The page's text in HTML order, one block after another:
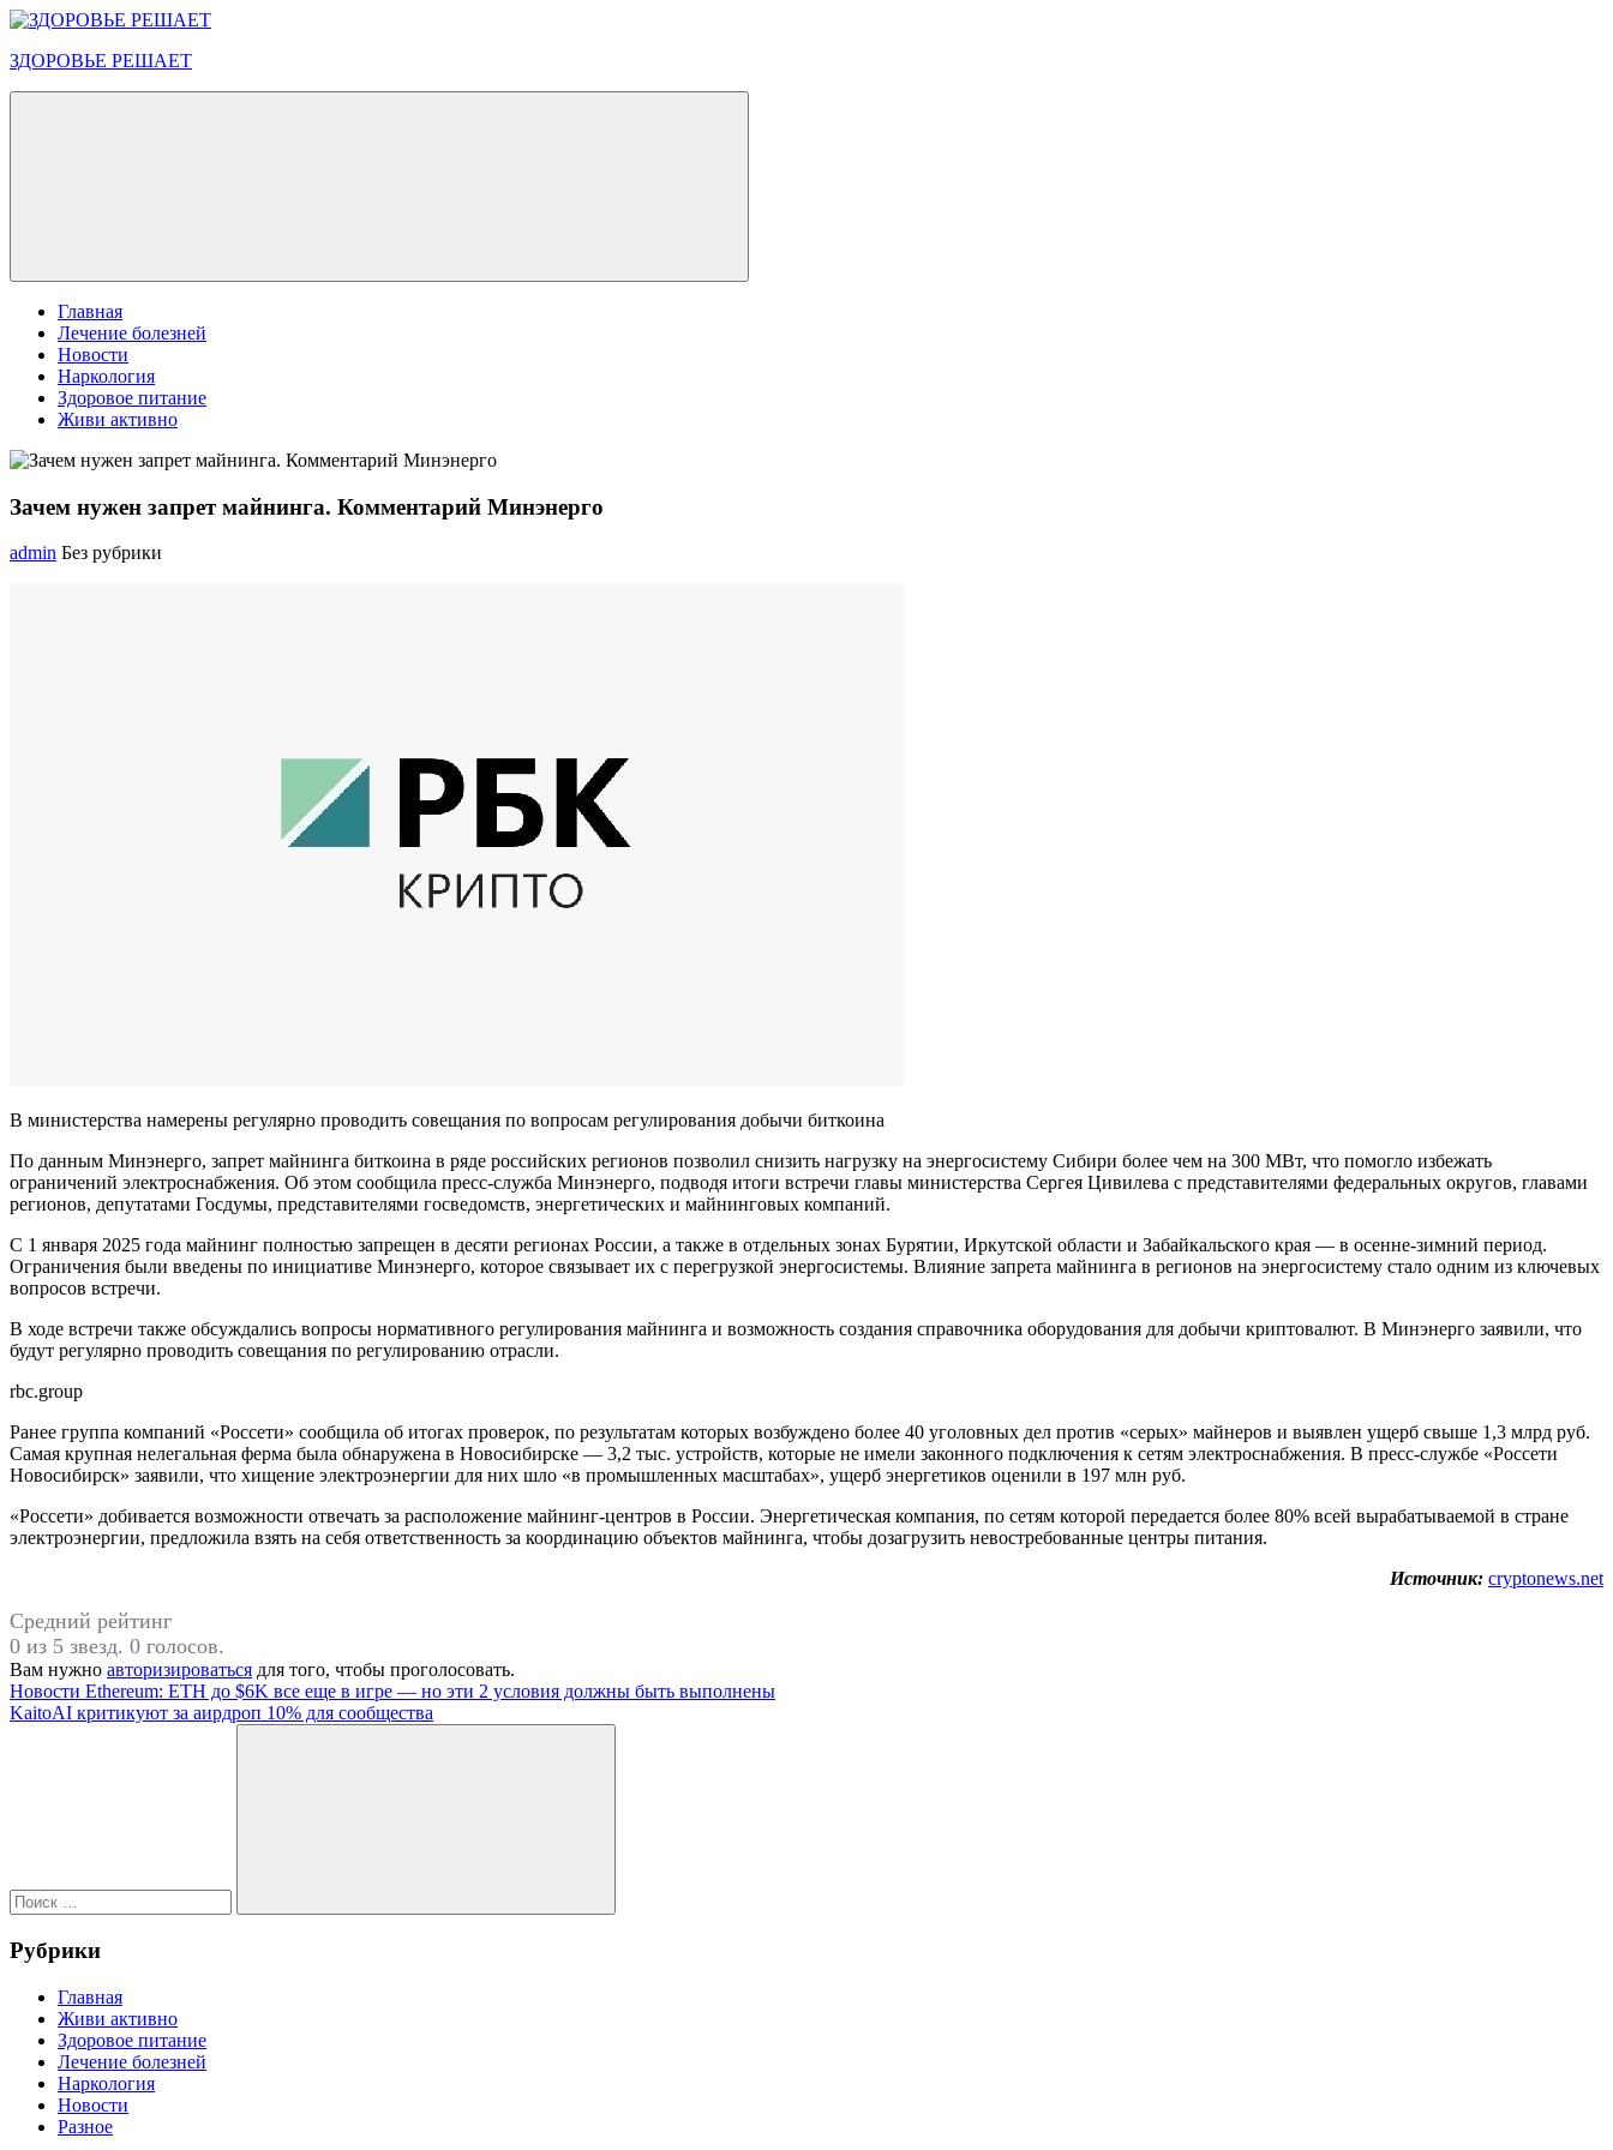
Перейти
содержимому
ЗДОРОВЬЕ РЕШАЕТ
Меню
Главная
Лечение болезней
Новости
Наркология
Здоровое питание
Живи активно
Зачем нужен запрет майнинга. Комментарий Минэнерго
admin Без рубрики
В министерства намерены регулярно проводить совещания по вопросам регулирования добычи биткоина
По данным Минэнерго, запрет майнинга биткоина в ряде российских регионов позволил снизить нагрузку на энергосистему Сибири более чем на 300 МВт, что помогло избежать
ограничений электроснабжения. Об этом сообщила пресс-служба Минэнерго, подводя итоги встречи главы министерства Сергея Цивилева с представителями федеральных округов, главами
регионов, депутатами Госдумы, представителями госведомств, энергетических и майнинговых компаний.
С 1 января 2025 года майнинг полностью запрещен в десяти регионах России, а также в отдельных зонах Бурятии, Иркутской области и Забайкальского края — в осенне-зимний период.
Ограничения были введены по инициативе Минэнерго, которое связывает их с перегрузкой энергосистемы. Влияние запрета майнинга в регионов на энергосистему стало одним из ключевых
вопросов встречи.
В ходе встречи также обсуждались вопросы нормативного регулирования майнинга и возможность создания справочника оборудования для добычи криптовалют. В Минэнерго заявили, что
будут регулярно проводить совещания по регулированию отрасли.
rbc.group
Ранее группа компаний «Россети» сообщила об итогах проверок, по результатам которых возбуждено более 40 уголовных дел против «серых» майнеров и выявлен ущерб свыше 1,3 млрд руб.
Самая крупная нелегальная ферма была обнаружена в Новосибирске — 3,2 тыс. устройств, которые не имели законного подключения к сетям электроснабжения. В пресс-службе «Россети
Новосибирск» заявили, что хищение электроэнергии для них шло «в промышленных масштабах», ущерб энергетиков оценили в 197 млн руб.
«Россети» добивается возможности отвечать за расположение майнинг-центров в России. Энергетическая компания, по сетям которой передается более 80% всей вырабатываемой в стране
электроэнергии, предложила взять на себя ответственность за координацию объектов майнинга, чтобы дозагрузить невостребованные центры питания.
Источник: cryptonews.net
Средний рейтинг
0 из 5 звезд. 0 голосов.
Вам нужно авторизироваться для того, чтобы проголосовать.
Навигация
по
Предыдущая
запись:
Новости Ethereum: ETH до $6K все еще в игре — но эти 2 условия должны быть выполнены
Следующая
KaitoAI критикуют за аирдроп 10% для сообщества
Поиск
Рубрики
Главная
Живи активно
Здоровое питание
Лечение болезней
Наркология
Новости
Разное